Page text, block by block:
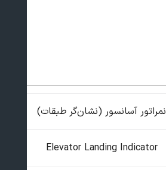
نمراتور آسانسور (نشان‌گر طبقات)
Elevator Landing Indicator